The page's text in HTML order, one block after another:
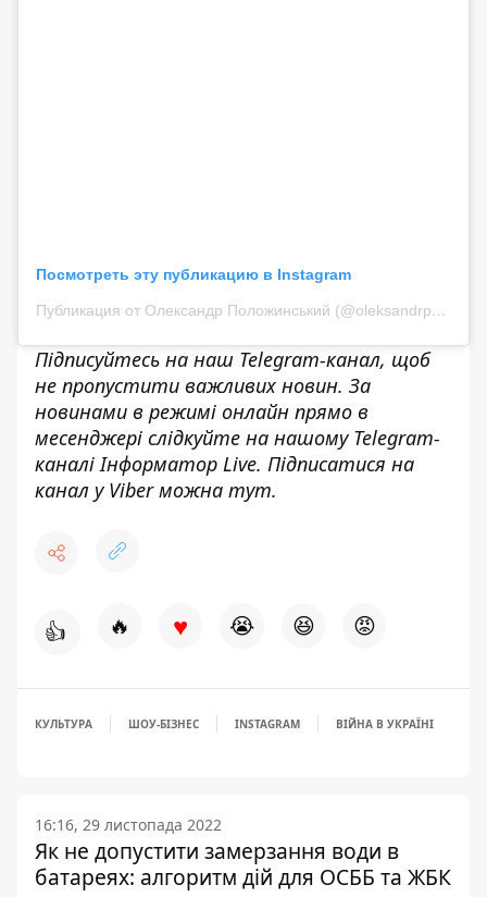
Посмотреть эту публикацию в Instagram
Публикация от Олександр Положинський (@oleksandrpolozhynskyi)
Підписуйтесь на наш Telegram-канал, щоб
не пропустити важливих новин. За
новинами в режимі онлайн прямо в
месенджері слідкуйте на нашому Telegram-
каналіІнформатор Live. Підписатися на
канал у Viber можна тут.
👍 🔥 ♥ 😭 😆 😡
КУЛЬТУРА ШОУ-БІЗНЕС INSTAGRAM ВІЙНА В УКРАЇНІ
16:16, 29 листопада 2022
Як не допустити замерзання води в
батареях: алгоритм дій для ОСББ та ЖБК